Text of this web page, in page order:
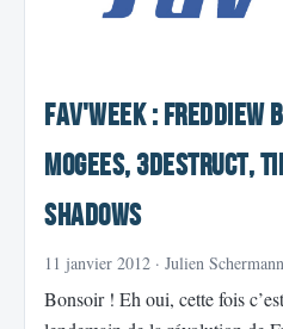
Fav'Week : Freddiew
Mogees, 3DESTRUCT,
Shadows
11 janvier 2012 · Julien
Bonsoir ! Eh oui, cette fois